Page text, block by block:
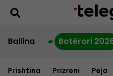
Ballina Botërori
Prishtina Prizreni Peja